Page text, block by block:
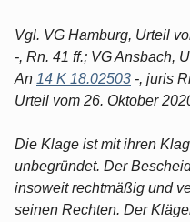
Vgl. VG Hamburg, Urteil
-, Rn. 41 ff.; VG Ansbach,
An 14 K 18.02503 -, juris
Urteil vom 26. Oktober
Die Klage ist mit ihren
unbegründet. Der
insoweit rechtmäßig und
seinen Rechten. Der